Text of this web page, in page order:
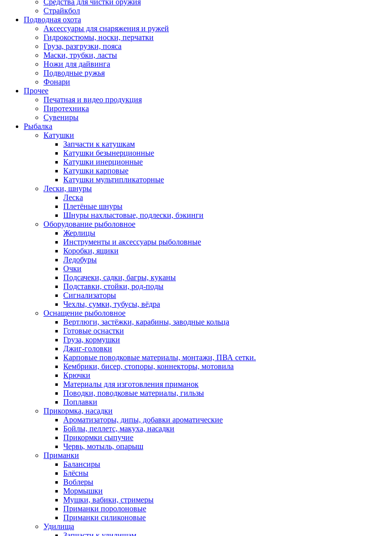
Средства для чистки оружия
Страйкбол
Подводная охота
Аксессуары для снаряжения и ружей
Гидрокостюмы, носки, перчатки
Груза, разгрузки, пояса
Маски, трубки, ласты
Ножи для дайвинга
Подводные ружья
Фонари
Прочее
Печатная и видео продукция
Пиротехника
Сувениры
Рыбалка
Катушки
Запчасти к катушкам
Катушки безынерционные
Катушки инерционные
Катушки карповые
Катушки мультипликаторные
Лески, шнуры
Леска
Плетёные шнуры
Шнуры нахлыстовые, подлески, бэкинги
Оборудование рыболовное
Жерлицы
Инструменты и аксессуары рыболовные
Коробки, ящики
Ледобуры
Очки
Подсачеки, садки, багры, куканы
Подставки, стойки, род-поды
Сигнализаторы
Чехлы, сумки, тубусы, вёдра
Оснащение рыболовное
Вертлюги, застёжки, карабины, заводные кольца
Готовые оснастки
Груза, кормушки
Джиг-головки
Карповые поводковые материалы, монтажи, ПВА сетки.
Кембрики, бисер, стопоры, коннекторы, мотовила
Крючки
Материалы для изготовления приманок
Поводки, поводковые материалы, гильзы
Поплавки
Прикормка, насадки
Ароматизаторы, дипы, добавки ароматические
Бойлы, пеллетс, макуха, насадки
Прикормки сыпучие
Червь, мотыль, опарыш
Приманки
Балансиры
Блёсны
Воблеры
Мормышки
Мушки, вабики, стримеры
Приманки поролоновые
Приманки силиконовые
Удилища